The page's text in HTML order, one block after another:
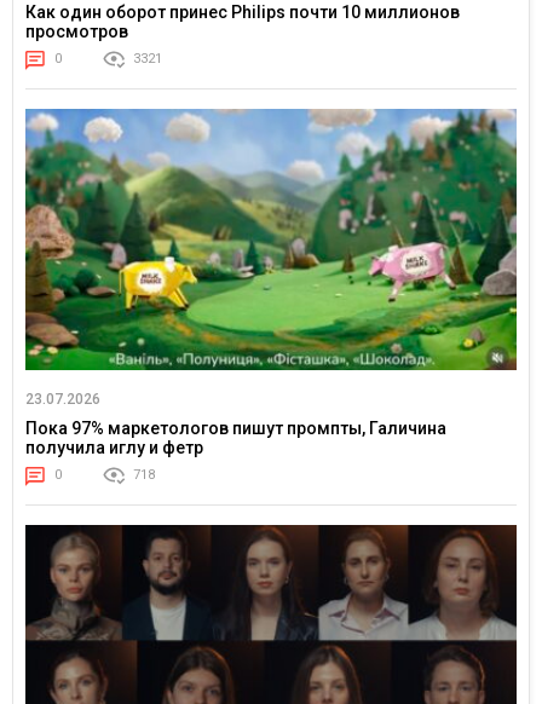
Как один оборот принес Philips почти 10 миллионов
просмотров
0 3321
23.07.2026
Пока 97% маркетологов пишут промпты, Галичина
получила иглу и фетр
0 718